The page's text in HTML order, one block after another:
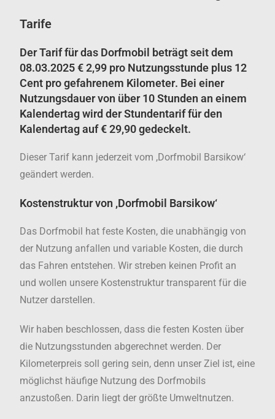
Tarife
Der Tarif für das Dorfmobil beträgt seit dem
08.03.2025€ 2,99 pro Nutzungsstunde plus 12
Cent pro gefahrenem Kilometer. Bei einer
Nutzungsdauer von über 10 Stunden an einem
Kalendertag wird der Stundentarif für den
Kalendertag auf € 29,90 gedeckelt.
Dieser Tarif kann jederzeit vom ,Dorfmobil Barsikow‘
geändert werden.
Kostenstruktur von ,Dorfmobil Barsikow‘
Das Dorfmobil hat feste Kosten, die unabhängig von
der Nutzung anfallen und variable Kosten, die durch
das Fahren entstehen. Wir streben keinen Profit an
und wollen unsere Kostenstruktur transparent für die
Nutzer darstellen.
Wir haben beschlossen, dass die festen Kosten über
die Nutzungsstunden abgerechnet werden. Der
Kilometerpreis soll gering sein, denn unser Ziel ist, eine
möglichst häufige Nutzung des Dorfmobils
anzustoßen. Darin liegt der größte Umweltnutzen.